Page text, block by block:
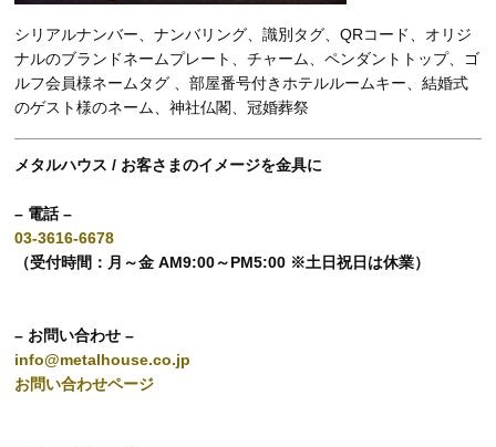
シリアルナンバー、ナンバリング、識別タグ、QRコード、オリジ
ナルのブランドネームプレート、チャーム、ペンダントトップ、ゴ
ルフ会員様ネームタグ 、部屋番号付きホテルルームキー、結婚式
のゲスト様のネーム、神社仏閣、冠婚葬祭
メタルハウス / お客さまのイメージを金具に
– 電話 –
03-3616-6678
（受付時間：月～金 AM9:00～PM5:00 ※土日祝日は休業）
– お問い合わせ –
info@metalhouse.co.jp
お問い合わせページ